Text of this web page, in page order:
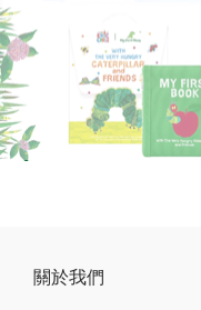
關於我們